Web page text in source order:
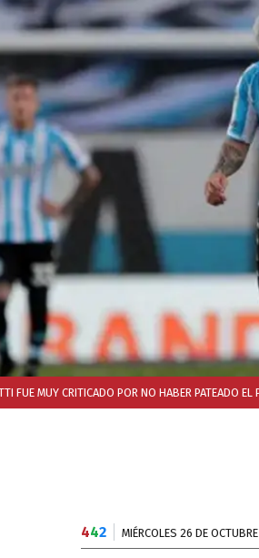
FUE MUY CRITICADO POR NO HABER PATEADO EL
442 MIÉRCOLES 26 DE